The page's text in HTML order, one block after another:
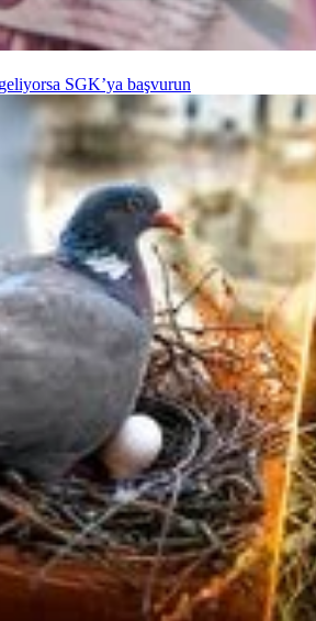
SGK’ya başvurun